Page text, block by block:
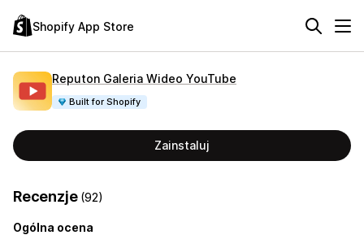
Shopify App Store
Reputon Galeria Wideo YouTube
Built for Shopify
Zainstaluj
Recenzje (92)
Ogólna ocena